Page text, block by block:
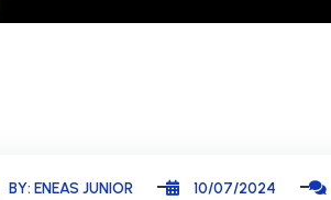
BY: ENEAS JUNIOR 10/07/2024